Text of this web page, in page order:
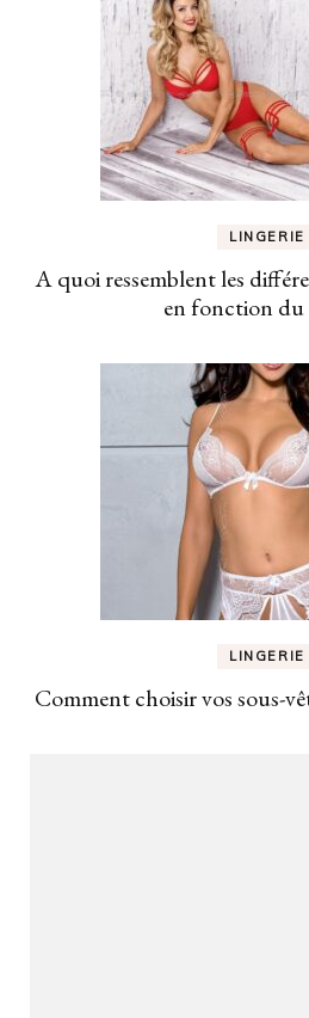
LINGERIE
A quoi ressemblent les
en fonction du
LINGERIE
Comment choisir vos sous-